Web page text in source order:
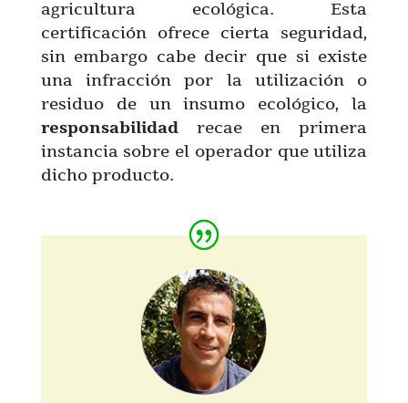
agricultura ecológica. Esta
certificación ofrece cierta seguridad,
sin embargo cabe decir que si existe
una infracción por la utilización o
residuo de un insumo ecológico, la
responsabilidadrecae en primera
instancia sobre el operador que utiliza
dicho producto.